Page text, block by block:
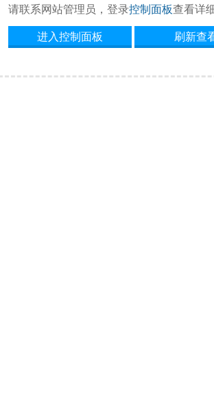
请联系网站管理员，登录控制面板查看详
进入控制面板
刷新查